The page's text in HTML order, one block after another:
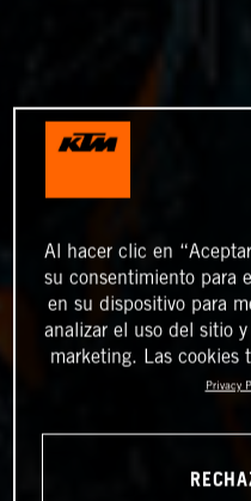
Al hacer clic en
su consentimiento para
en su dispositivo para
analizar el uso del sitio
marketing. Las cookies
Privacy